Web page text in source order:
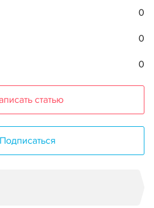
0
0
0
статью
Подписаться